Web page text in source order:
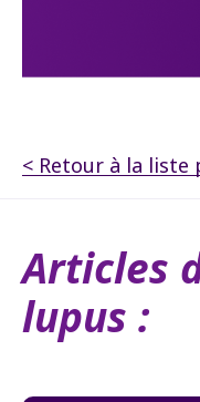
< Retour à la liste
Articles
lupus :